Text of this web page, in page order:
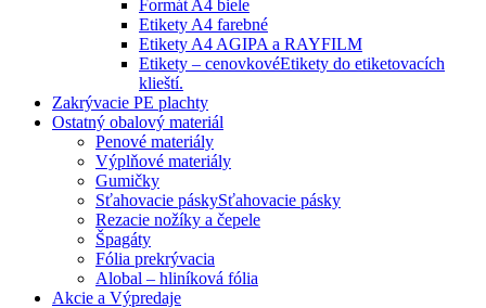
Formát A4 biele
Etikety A4 farebné
Etikety A4 AGIPA a RAYFILM
Etikety – cenovkovéEtikety do etiketovacích
klieští.
Zakrývacie PE plachty
Ostatný obalový materiál
Penové materiály
Výplňové materiály
Gumičky
Sťahovacie páskySťahovacie pásky
Rezacie nožíky a čepele
Špagáty
Fólia prekrývacia
Alobal – hliníková fólia
Akcie a Výpredaje